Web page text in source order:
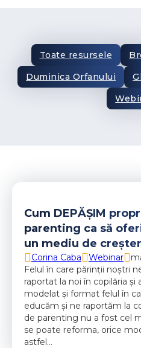
Toate resursele
Duminica Orfanului
Cum DEPĂȘIM
parenting ca să
un mediu de
Corina Caba Webinar
Felul în care părinții noștri
raportat la noi în copilăria și
modelat și format felul în
educăm și ne raportăm la
de parenting nu a fost cel
se poate reforma, orice
astfel…